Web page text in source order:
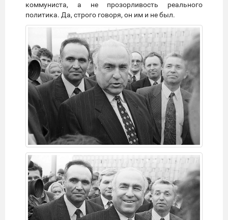
коммуниста, а не прозорливость реального
политика. Да, строго говоря, он им и не был.